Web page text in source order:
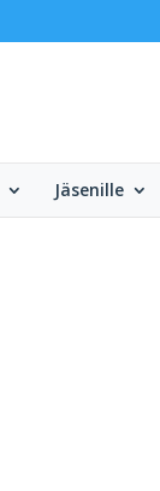
Jäsenille